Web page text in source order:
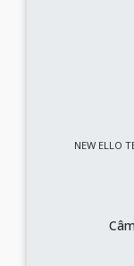
NEW ELLO